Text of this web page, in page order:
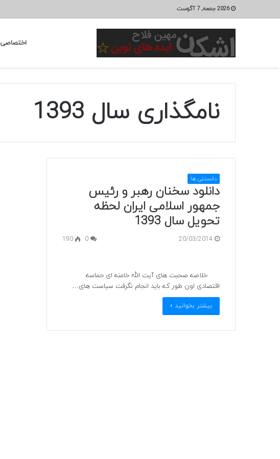
2026 جمعه, 7 آگوست
اختصاصی
نامگذاری سال 1393
دانستنی ها
دانلود سخنان رهبر و رئیس
جمهور اسلامی ایران لحظه
تحویل سال 1393
20/03/2014
0
190
خلاصه صحبت های آیت الله خامنه ای حماسه
اقتصادی اون طور که باید انجام نگرفت سیاست های…
بیشتر بخوانید »